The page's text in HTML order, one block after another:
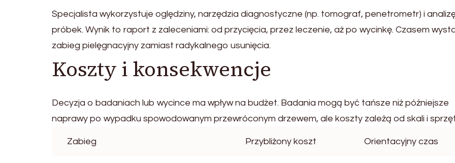
Specjalista wykorzystuje oględziny, narzędzia diagnostyczne (np. tomograf, penetrometr) i
próbek. Wynik to raport z zaleceniami: od przycięcia, przez leczenie, aż po wycinkę. Czasem
zabieg pielęgnacyjny zamiast radykalnego usunięcia.
Koszty i konsekwencje
Decyzja o badaniach lub wycince ma wpływ na budżet. Badania mogą być tańsze niż późniejsze
naprawy po wypadku spowodowanym przewróconym drzewem, ale koszty zależą od skali i
Zabieg Przybliżony koszt Orientacyjny czas